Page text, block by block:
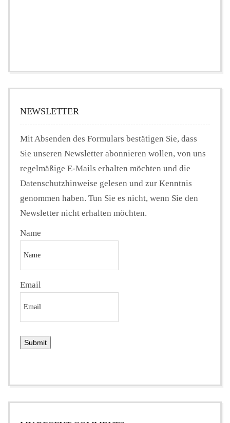
NEWSLETTER
Mit Absenden des Formulars bestätigen Sie, dass
Sie unseren Newsletter abonnieren wollen, von uns
regelmäßige E-Mails erhalten möchten und die
Datenschutzhinweise gelesen und zur Kenntnis
genommen haben. Tun Sie es nicht, wenn Sie den
Newsletter nicht erhalten möchten.
Name
Email